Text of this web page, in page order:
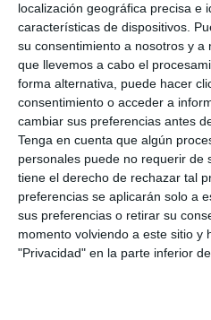
localización geográfica precisa e
características de dispositivos.
su consentimiento a nosotros y a
que llevemos a cabo el
forma alternativa, puede hacer
consentimiento o acceder a
cambiar sus preferencias antes
Tenga en cuenta que algún
personales puede no requerir de
tiene el derecho de rechazar tal
preferencias se aplicarán solo a
sus preferencias o retirar su
momento volviendo a este sitio y
"Privacidad" en la parte inferior